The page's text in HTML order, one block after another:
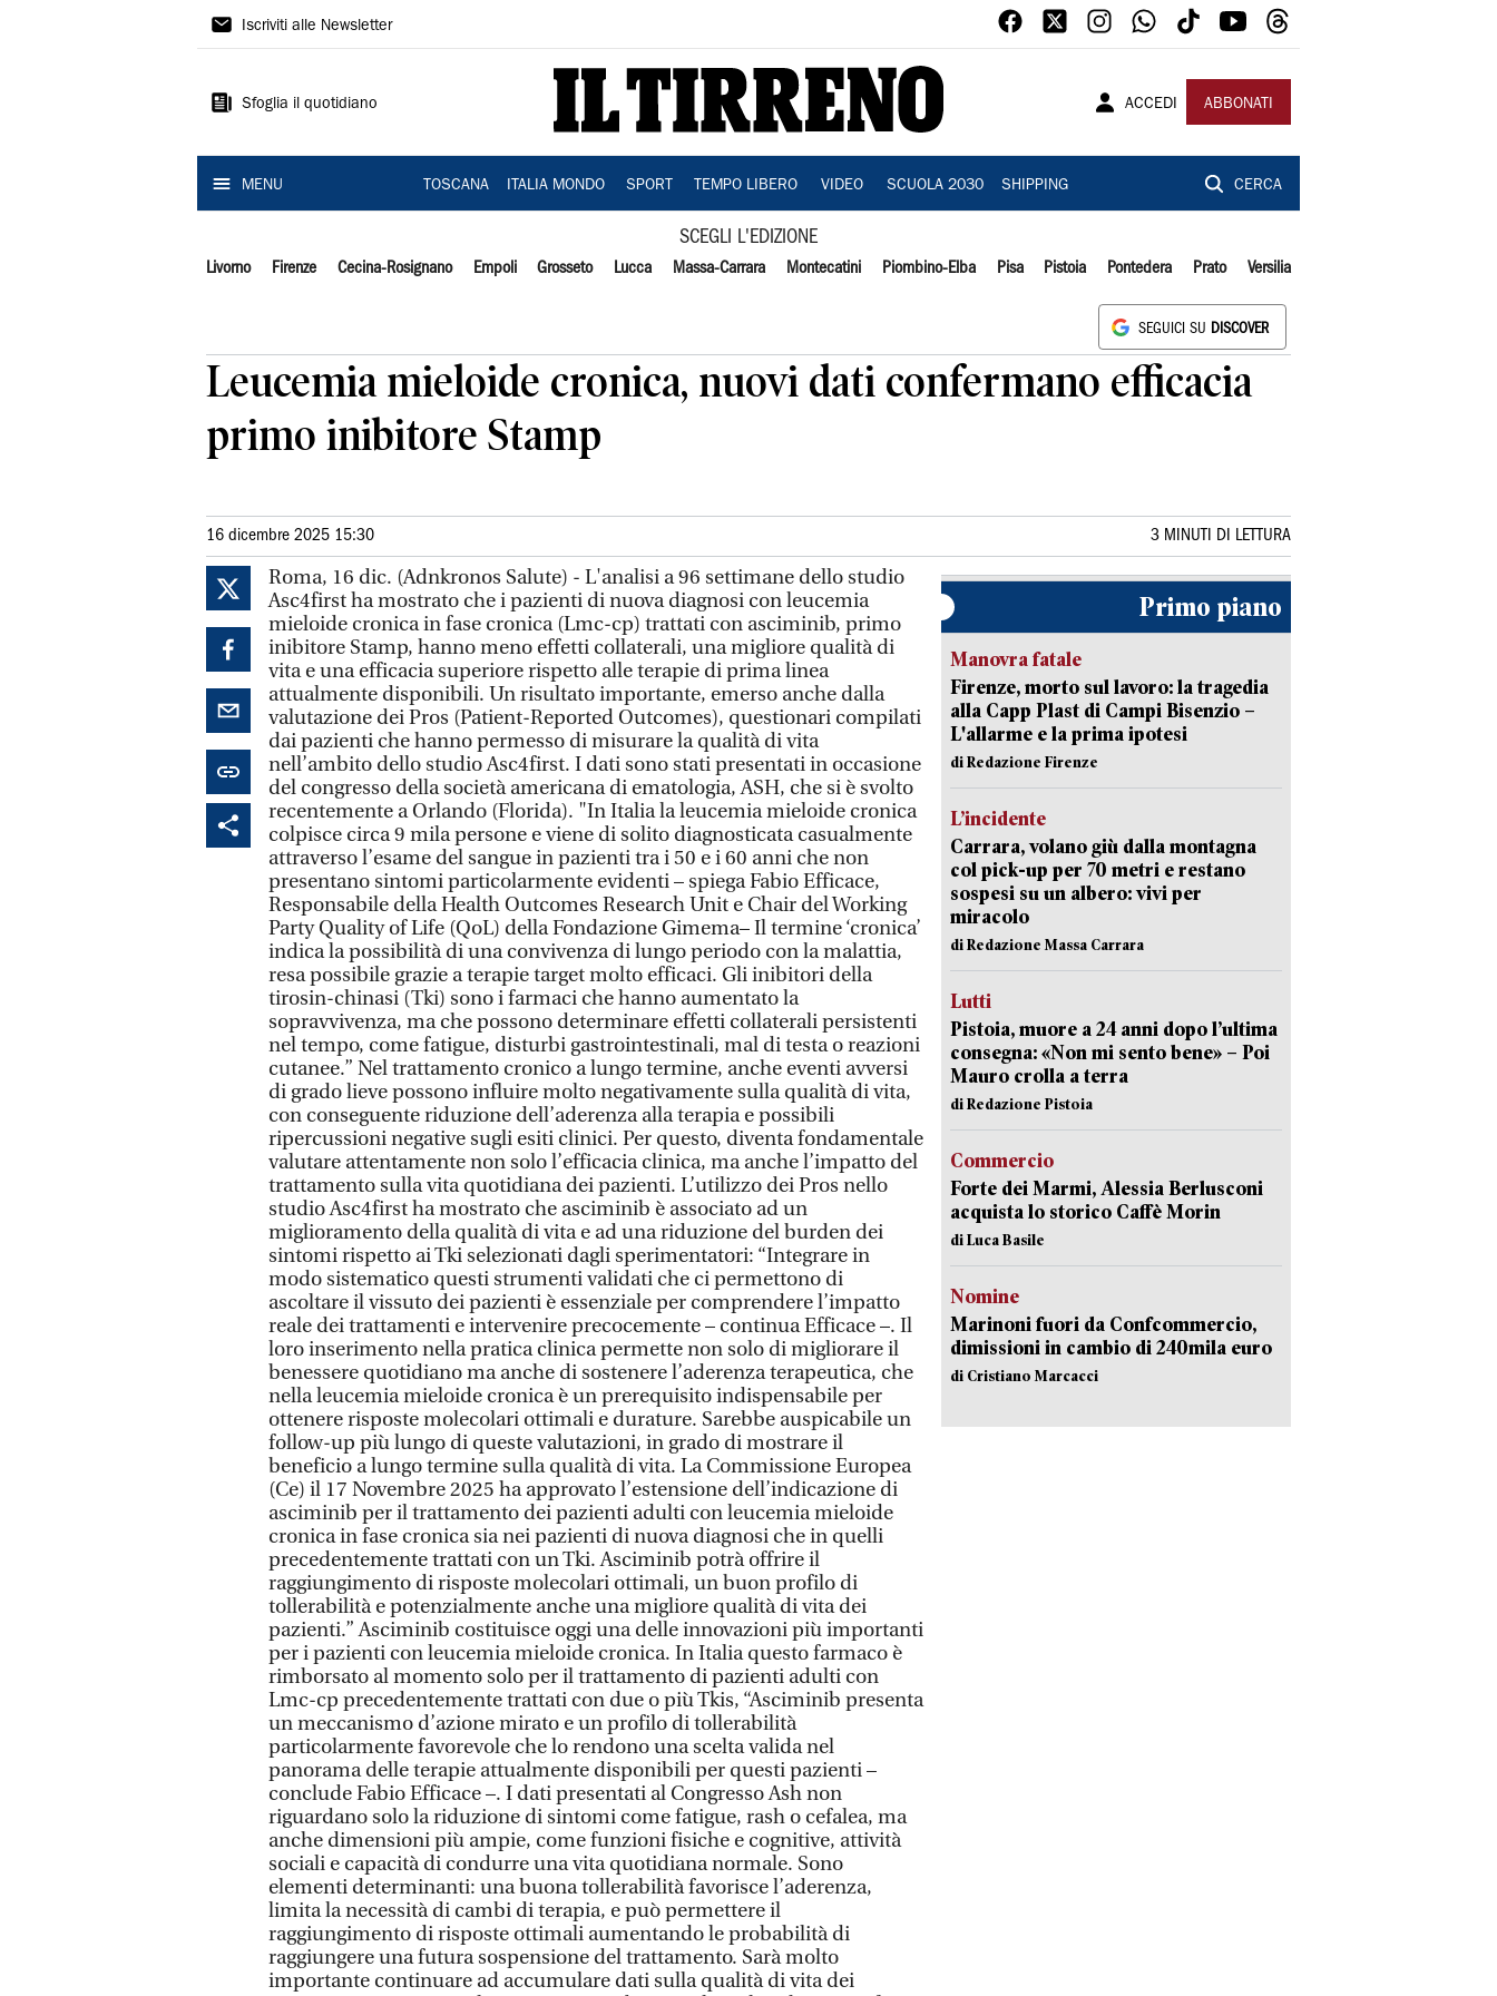
Il
Iscriviti alle Newsletter
Sfoglia il quotidiano ACCEDI ABBONATI
MENU TOSCANA ITALIA MONDO SPORT TEMPO LIBERO VIDEO SCUOLA 2030 SHIPPING CERCA
SCEGLI L'EDIZIONE
Livorno Firenze Cecina-Rosignano Empoli Grosseto Lucca Massa-Carrara Montecatini Piombino-Elba Pisa Pistoia Pontedera Prato Versilia
SEGUICI SU DISCOVER
Leucemia mieloide cronica, nuovi dati confermano efficacia
primo inibitore Stamp
16 dicembre 2025 15:30 3 MINUTI DI LETTURA
Roma, 16 dic. (Adnkronos Salute) - L'analisi a 96 settimane dello studio
Asc4first ha mostrato che i pazienti di nuova diagnosi con leucemia
mieloide cronica in fase cronica (Lmc-cp) trattati con asciminib, primo
inibitore Stamp, hanno meno effetti collaterali, una migliore qualità di
vita e una efficacia superiore rispetto alle terapie di prima linea
attualmente disponibili. Un risultato importante, emerso anche dalla
valutazione dei Pros (Patient-Reported Outcomes), questionari compilati
dai pazienti che hanno permesso di misurare la qualità di vita
nell’ambito dello studio Asc4first. I dati sono stati presentati in occasione
del congresso della società americana di ematologia, ASH, che si è svolto
recentemente a Orlando (Florida). "In Italia la leucemia mieloide cronica
colpisce circa 9 mila persone e viene di solito diagnosticata casualmente
attraverso l’esame del sangue in pazienti tra i 50 e i 60 anni che non
presentano sintomi particolarmente evidenti – spiega Fabio Efficace,
Responsabile della Health Outcomes Research Unit e Chair del Working
Party Quality of Life (QoL) della Fondazione Gimema– Il termine ‘cronica’
indica la possibilità di una convivenza di lungo periodo con la malattia,
resa possibile grazie a terapie target molto efficaci. Gli inibitori della
tirosin-chinasi (Tki) sono i farmaci che hanno aumentato la
sopravvivenza, ma che possono determinare effetti collaterali persistenti
nel tempo, come fatigue, disturbi gastrointestinali, mal di testa o reazioni
cutanee.” Nel trattamento cronico a lungo termine, anche eventi avversi
di grado lieve possono influire molto negativamente sulla qualità di vita,
con conseguente riduzione dell’aderenza alla terapia e possibili
ripercussioni negative sugli esiti clinici. Per questo, diventa fondamentale
valutare attentamente non solo l’efficacia clinica, ma anche l’impatto del
trattamento sulla vita quotidiana dei pazienti. L’utilizzo dei Pros nello
studio Asc4first ha mostrato che asciminib è associato ad un
miglioramento della qualità di vita e ad una riduzione del burden dei
sintomi rispetto ai Tki selezionati dagli sperimentatori: “Integrare in
modo sistematico questi strumenti validati che ci permettono di
ascoltare il vissuto dei pazienti è essenziale per comprendere l’impatto
reale dei trattamenti e intervenire precocemente – continua Efficace –. Il
loro inserimento nella pratica clinica permette non solo di migliorare il
benessere quotidiano ma anche di sostenere l’aderenza terapeutica, che
nella leucemia mieloide cronica è un prerequisito indispensabile per
ottenere risposte molecolari ottimali e durature. Sarebbe auspicabile un
follow-up più lungo di queste valutazioni, in grado di mostrare il
beneficio a lungo termine sulla qualità di vita. La Commissione Europea
(Ce) il 17 Novembre 2025 ha approvato l’estensione dell’indicazione di
asciminib per il trattamento dei pazienti adulti con leucemia mieloide
cronica in fase cronica sia nei pazienti di nuova diagnosi che in quelli
precedentemente trattati con un Tki. Asciminib potrà offrire il
raggiungimento di risposte molecolari ottimali, un buon profilo di
tollerabilità e potenzialmente anche una migliore qualità di vita dei
pazienti.” Asciminib costituisce oggi una delle innovazioni più importanti
per i pazienti con leucemia mieloide cronica. In Italia questo farmaco è
rimborsato al momento solo per il trattamento di pazienti adulti con
Lmc-cp precedentemente trattati con due o più Tkis, “Asciminib presenta
un meccanismo d’azione mirato e un profilo di tollerabilità
particolarmente favorevole che lo rendono una scelta valida nel
panorama delle terapie attualmente disponibili per questi pazienti –
conclude Fabio Efficace –. I dati presentati al Congresso Ash non
riguardano solo la riduzione di sintomi come fatigue, rash o cefalea, ma
anche dimensioni più ampie, come funzioni fisiche e cognitive, attività
sociali e capacità di condurre una vita quotidiana normale. Sono
elementi determinanti: una buona tollerabilità favorisce l’aderenza,
limita la necessità di cambi di terapia, e può permettere il
raggiungimento di risposte ottimali aumentando le probabilità di
raggiungere una futura sospensione del trattamento. Sarà molto
importante continuare ad accumulare dati sulla qualità di vita dei
Primo piano
Manovra fatale
Firenze, morto sul lavoro: la tragedia
alla Capp Plast di Campi Bisenzio –
L'allarme e la prima ipotesi
di Redazione Firenze
L’incidente
Carrara, volano giù dalla montagna
col pick-up per 70 metri e restano
sospesi su un albero: vivi per
miracolo
di Redazione Massa Carrara
Lutti
Pistoia, muore a 24 anni dopo l’ultima
consegna: «Non mi sento bene» – Poi
Mauro crolla a terra
di Redazione Pistoia
Commercio
Forte dei Marmi, Alessia Berlusconi
acquista lo storico Caffè Morin
di Luca Basile
Nomine
Marinoni fuori da Confcommercio,
dimissioni in cambio di 240mila euro
di Cristiano Marcacci